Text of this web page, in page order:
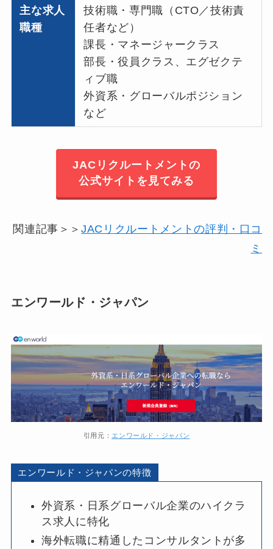
主な求人
職種
技術職・専門職（CTO／技術責
任者など）
課長・マネージャークラス
部長・役員クラス、エグゼクテ
ィブ職
外資系・グローバルポジション
など
JACリクルートメントの
公式サイトを見てみる
関連記事＞＞JACリクルートメントの評判・口コ
ミ
エンワールド・ジャパン
引用元： エンワールド・ジャパン
エンワールド・ジャパンの特徴
外資系・日系グローバル企業のハイクラ
ス求人に特化
海外転職に精通したコンサルタントが多